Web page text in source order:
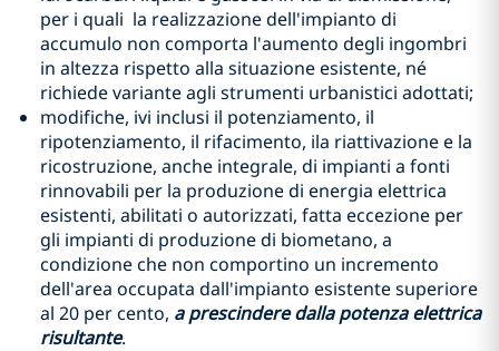
per i quali la realizzazione dell'impianto di
accumulo non comporta l'aumento degli ingombri
in altezza rispetto alla situazione esistente, né
richiede variante agli strumenti urbanistici adottati;
modifiche, ivi inclusi il potenziamento, il
ripotenziamento, il rifacimento, ila riattivazione e la
ricostruzione, anche integrale, di impianti a fonti
rinnovabili per la produzione di energia elettrica
esistenti, abilitati o autorizzati, fatta eccezione per
gli impianti di produzione di biometano, a
condizione che non comportino un incremento
dell'area occupata dall'impianto esistente superiore
al 20 per cento, a prescindere dalla potenza elettrica
risultante.